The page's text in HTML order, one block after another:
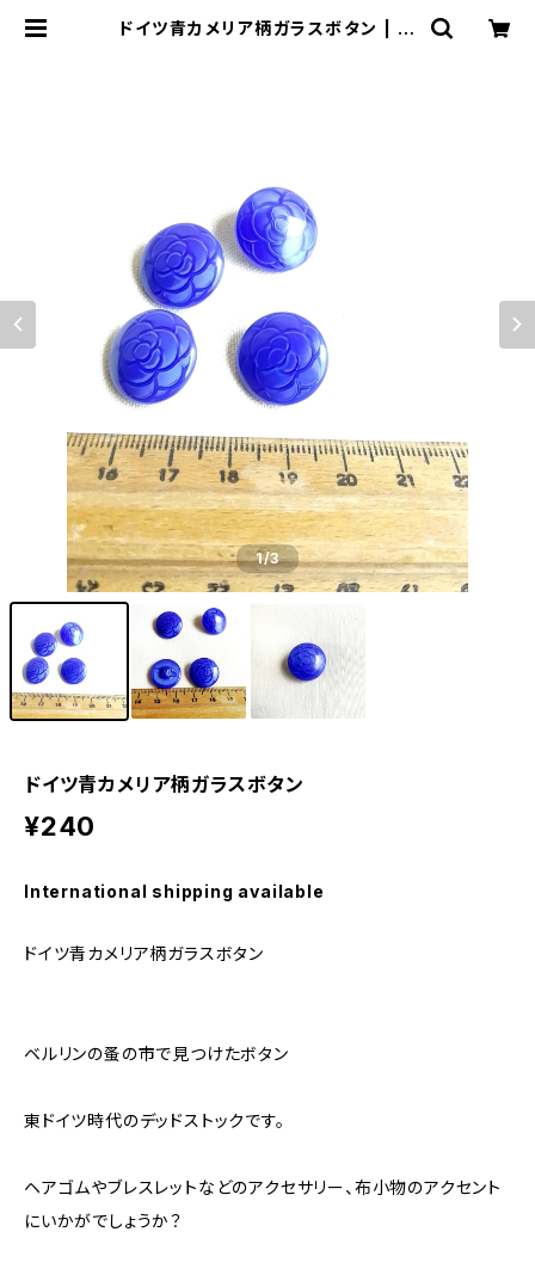
ドイツ青カメリア柄ガラスボタン | le
1/3
ドイツ青カメリア柄ガラスボタン
¥240
International shipping available
ドイツ青カメリア柄ガラスボタン
ベルリンの蚤の市で見つけたボタン
東ドイツ時代のデッドストックです。
ヘアゴムやブレスレットなどのアクセサリー、布小物のアクセント
にいかがでしょうか？